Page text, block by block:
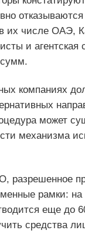
их числе ОАЭ,
и агентская
сумм.
компаниях
может
механизма
разрешенное
рамки:
еще до
средства